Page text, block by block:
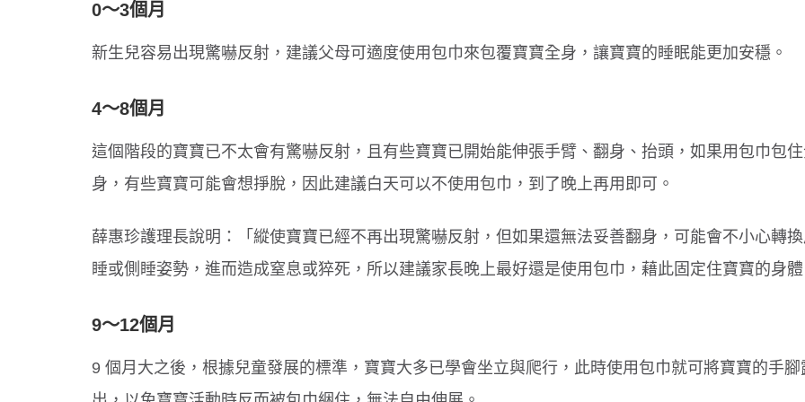
0～3個月
新生兒容易出現驚嚇反射，建議父母可適度使用包巾來包覆寶寶全身，讓寶寶的睡眠能更加安穩。
4～8個月
這個階段的寶寶已不太會有驚嚇反射，且有些寶寶已開始能伸張手臂、翻身、抬頭，如果用包巾包
身，有些寶寶可能會想掙脫，因此建議白天可以不使用包巾，到了晚上再用即可。
薛惠珍護理長說明：「縱使寶寶已經不再出現驚嚇反射，但如果還無法妥善翻身，可能會不小心轉
睡或側睡姿勢，進而造成窒息或猝死，所以建議家長晚上最好還是使用包巾，藉此固定住寶寶的身體
9～12個月
9 個月大之後，根據兒童發展的標準，寶寶大多已學會坐立與爬行，此時使用包巾就可將寶寶的手腳